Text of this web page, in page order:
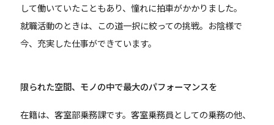
して働いていたこともあり、憧れに拍車がかかりました。
就職活動のときは、この道一択に絞っての挑戦。お陰様で
今、充実した仕事ができています。
限られた空間、 モノの中で最大のパフォーマンスを
在籍は、客室部乗務課です。客室乗務員としての乗務の他、